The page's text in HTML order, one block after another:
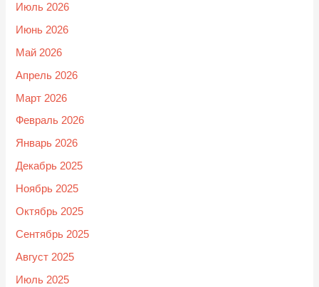
Июль 2026
Июнь 2026
Май 2026
Апрель 2026
Март 2026
Февраль 2026
Январь 2026
Декабрь 2025
Ноябрь 2025
Октябрь 2025
Сентябрь 2025
Август 2025
Июль 2025